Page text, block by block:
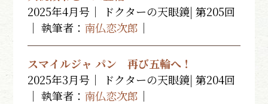
2025年4月号｜ ドクターの天眼鏡| 第205回
｜ 執筆者： 南仏恋次郎 ｜
スマイルジャ パン 再び五輪へ！
2025年3月号｜ ドクターの天眼鏡| 第204回
｜ 執筆者： 南仏恋次郎 ｜